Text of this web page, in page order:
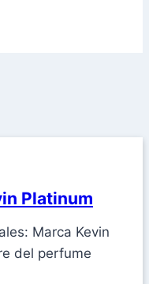
Platinum
Marca Kevin
del perfume